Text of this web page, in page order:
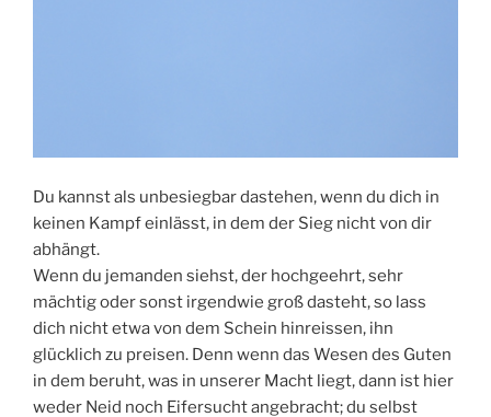
Du kannst als unbesiegbar dastehen, wenn du dich in
keinen Kampf einlässt, in dem der Sieg nicht von dir
abhängt.
Wenn du jemanden siehst, der hochgeehrt, sehr
mächtig oder sonst irgendwie groß dasteht, so lass
dich nicht etwa von dem Schein hinreissen, ihn
glücklich zu preisen. Denn wenn das Wesen des Guten
in dem beruht, was in unserer Macht liegt, dann ist hier
weder Neid noch Eifersucht angebracht; du selbst